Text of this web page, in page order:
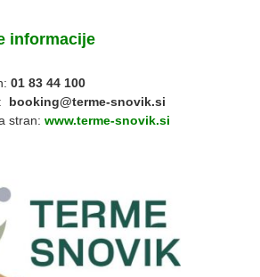
informacije
01 83 44 100
booking@terme-snovik.si
stran: www.terme-snovik.si